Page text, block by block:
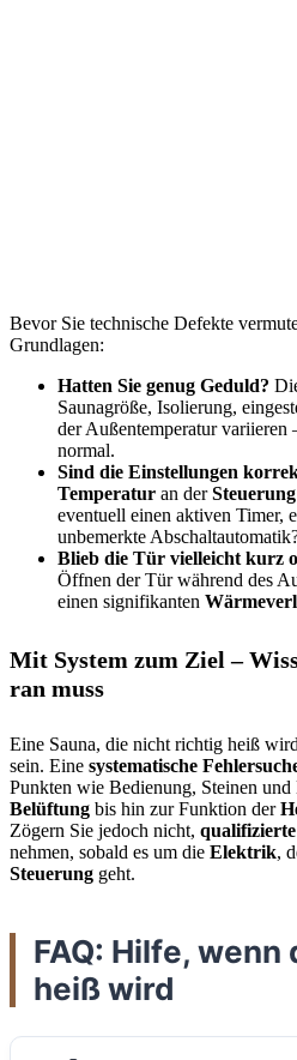
Bevor Sie technische Defekte
Grundlagen:
Hatten Sie genug Geduld?
Saunagröße, Isolierung,
der Außentemperatur
normal.
Sind die Einstellungen
Temperatur an derSteuerung
eventuell einen aktiven Timer,
unbemerkte
Blieb die Tür vielleicht kurz
Öffnen der Tür während des
einen signifikanten
Mit System zum Ziel –
ran muss
Eine Sauna, die nicht richtig heiß
sein. Eine systematische
Punkten wie Bedienung, Steinen
Belüftung bis hin zur Funktion der
Zögern Sie jedoch nicht,
nehmen, sobald es um die Elektrik,
Steuerung geht.
FAQ: Hilfe, wenn
heiß wird